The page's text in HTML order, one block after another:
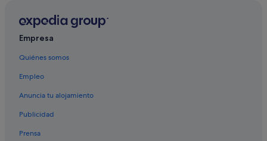
Marriott Hotels & Resorts en Costa Adeje
Hoteles de lujo en Costa Adeje
Hoteles cerca de Megabowl
Melia hoteles en Costa Adeje
Empresa
Quiénes somos
Empleo
Anuncia tu alojamiento
Publicidad
Prensa